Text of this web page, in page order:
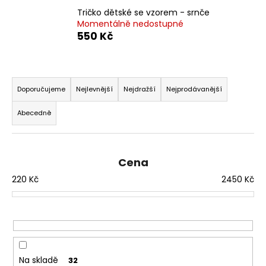
Tričko dětské se vzorem - srnče
Momentálně nedostupné
550 Kč
Ř
a
z
e
n
r
o
u
k
Doporučujeme Nejlevnější Nejdražší Nejprodávanější
Abecedně
Cena
220 Kč 2450 Kč
Na skladě 32
?
HLEDAT
D
o
o
r
u